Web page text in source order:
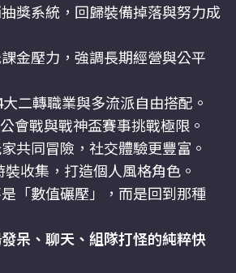
獎系統，回歸裝備掉落與努力成
金壓力，強調長期經營與公平
大二轉職業與多流派自由搭配。
會戰與戰神盃賽事挑戰極限。
共同冒險，社交體驗更豐富。
裝收集，打造個人風格角色。
「數值碾壓」，而是回到那種
呆、聊天、組隊打怪的純粹快